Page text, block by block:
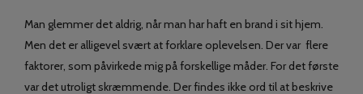
Man glemmer det aldrig, når man har haft en brand i sit hjem.
Men det er alligevel svært at forklare oplevelsen. Der var flere
faktorer, som påvirkede mig på forskellige måder. For det første
var det utroligt skræmmende. Der findes ikke ord til at beskrive